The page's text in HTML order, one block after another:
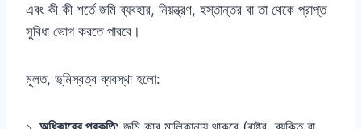
এবং কী কী শর্তে জমি ব্যবহার, নিয়ন্ত্রণ, হস্তান্তর বা তা থেকে প্রাপ্ত
সুবিধা ভোগ করতে পারবে।
মূলত, ভূমিস্বত্ব ব্যবস্থা হলো: